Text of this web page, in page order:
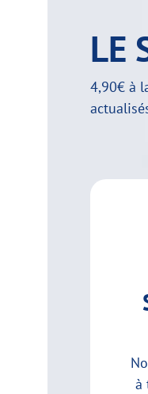
LE
4,90€ à
à